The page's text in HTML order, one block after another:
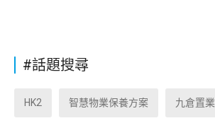
#話題搜尋
HK2 智慧物業保養方案 九倉置業